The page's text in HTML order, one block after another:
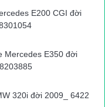
vị trí sạt lở lớn, cũng
qua lại làn giữa
E200 CGI đời
Mercedes E350 đời
320i đời 2009_ 6422